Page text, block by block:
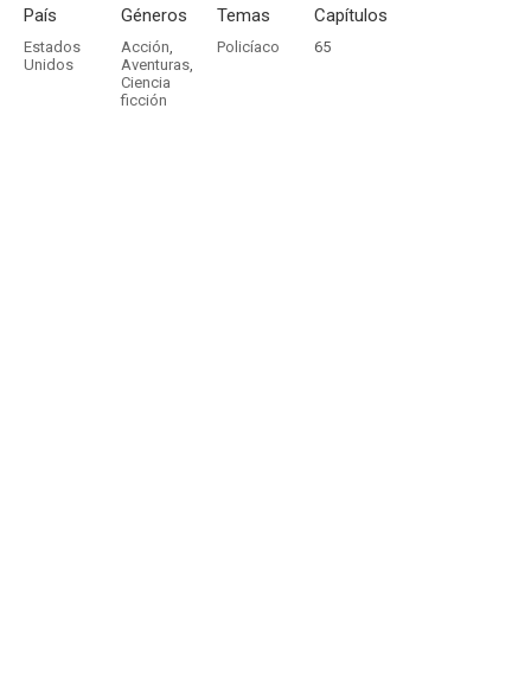
País
Estados
Unidos
Géneros
Acción,
Aventuras,
Ciencia
ficción
Temas
Policíaco
Capítulos
65